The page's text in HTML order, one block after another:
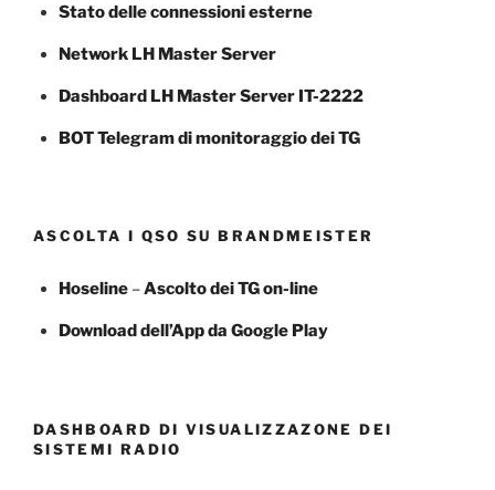
Stato delle connessioni esterne
Network LH Master Server
Dashboard LH Master Server IT-2222
BOT Telegram di monitoraggio dei TG
ASCOLTA I QSO SU BRANDMEISTER
Hoseline–Ascolto dei TGon-line
Download dell’App da Google Play
DASHBOARD DI VISUALIZZAZONE DEI
SISTEMI RADIO